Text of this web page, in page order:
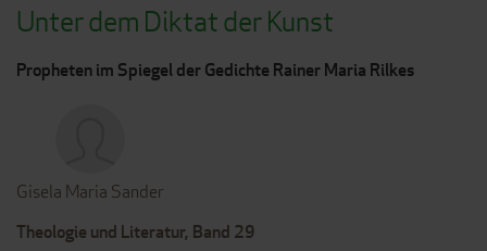
Unter dem Diktat der Kunst
Propheten im Spiegel der Gedichte Rainer Maria Rilkes
Gisela Maria Sander
Theologie und Literatur, Band 29